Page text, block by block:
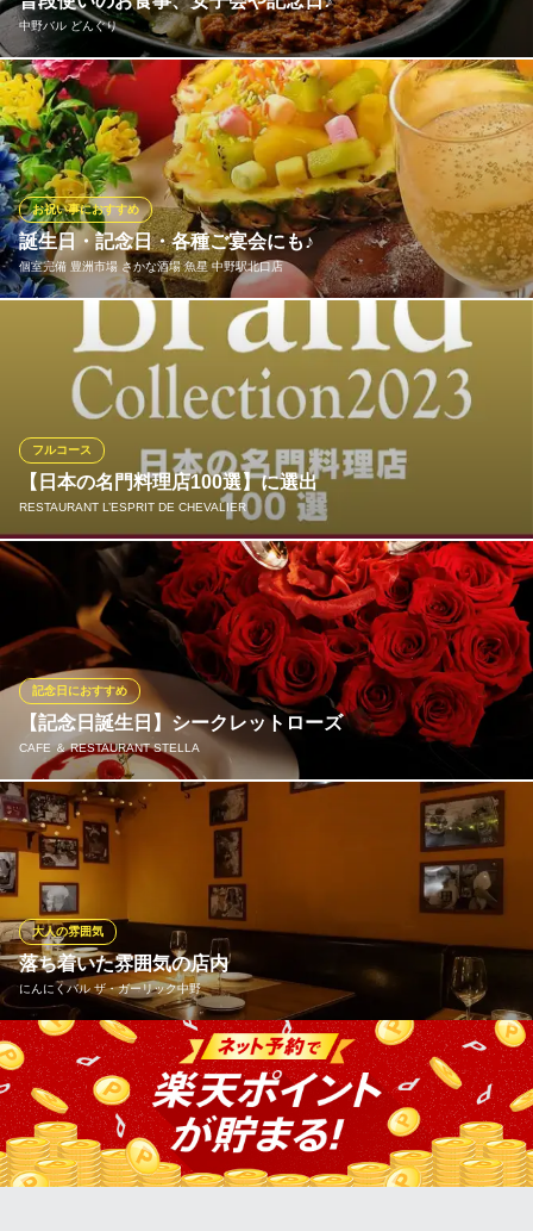
ワイン蔵バンカン 中野レンガ坂
日本ワイン×一軒家貸切
ＪＲ中央線中野駅南口 徒歩2分
東京都中野区中野3-35-8
中野バル どんぐり
中野の喧騒を忘れさせる、大人のための「隠れ家」「中野バル ど
んぐり」が多くの人々に愛され続けている理由は、味だけではあ
りません。それは、スタッフのの心地よい距離感の接客にありま
す。美味しいものを、気取らずにどれを頼んでも外れがないと評
判です。
中野バル どんぐり
スペインバル×ワイン
ＪＲ中央線中野駅 徒歩4分
東京都中野区中野5-57-10 CUBE中野ビル3F
誕生日・記念日・各種ご宴会にも♪
個室完備 豊洲市場 さかな酒場 魚星 中野駅北口店
お祝い事におすすめ
誕生日、記念日、お祝いなど大切な人へのサプライズは当店にお
任せください♪祝う側も祝われる側も、楽しく記憶に残る宴会をし
ていただけますように…☆全力でサポート致します！※要予約。詳
細は店舗にお問合せ下さい。
個室完備 豊洲市場 さかな酒場 魚星 中野駅北口店
個室 海鮮 居酒屋
東京都中野区中野5-59-2 エフワンビル1F
【日本の名門料理店100選】に選出
RESTAURANT L’ESPRIT DE CHEVALIER
フルコース
2022年から5年続けて【日本の名門料理店100選】に選出
RESTAURANT L’ESPRIT DE CHEVALIER
進化した古典フレンチ
ＪＲ中央線東中野駅 徒歩1分
東京都中野区東中野1-57-7 鈴木ビルB1
【記念日誕生日】シークレットローズ
CAFE ＆ RESTAURANT STELLA
記念日におすすめ
パティシエが織りなす独創的なデザートプレート『シークレット
ローズ』。まるで本物のバラのように美しく煌びやかな特別感あ
るプレートとなっております。落ち着きのある店内とシークレッ
トローズのロマンティックな雰囲気で大切な方が喜ぶこと間違い
なし♪(前日までの予約となります)ランチディナー問わずご利用頂
けます。
CAFE ＆ RESTAURANT STELLA
中野 隠れ家ビストロ
ＪＲ中央線中野駅 徒歩4分
東京都中野区中野5-55-6 B1
落ち着いた雰囲気の店内
にんにくバル ザ・ガーリック中野
大人の雰囲気
静かに語らう空間。 店内は、カジュアルな雰囲気で、仕事帰りに
気軽に入れるお店です。カウンター席は、お一人でゆっくり寛ぎ
ながらお酒を愉しむのも、カップル同士が静かに愛を語らうのに
も最適です。